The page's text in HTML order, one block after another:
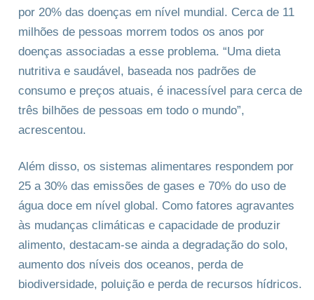
por 20% das doenças em nível mundial. Cerca de 11
milhões de pessoas morrem todos os anos por
doenças associadas a esse problema. “Uma dieta
nutritiva e saudável, baseada nos padrões de
consumo e preços atuais, é inacessível para cerca de
três bilhões de pessoas em todo o mundo”,
acrescentou.
Além disso, os sistemas alimentares respondem por
25 a 30% das emissões de gases e 70% do uso de
água doce em nível global. Como fatores agravantes
às mudanças climáticas e capacidade de produzir
alimento, destacam-se ainda a degradação do solo,
aumento dos níveis dos oceanos, perda de
biodiversidade, poluição e perda de recursos hídricos.